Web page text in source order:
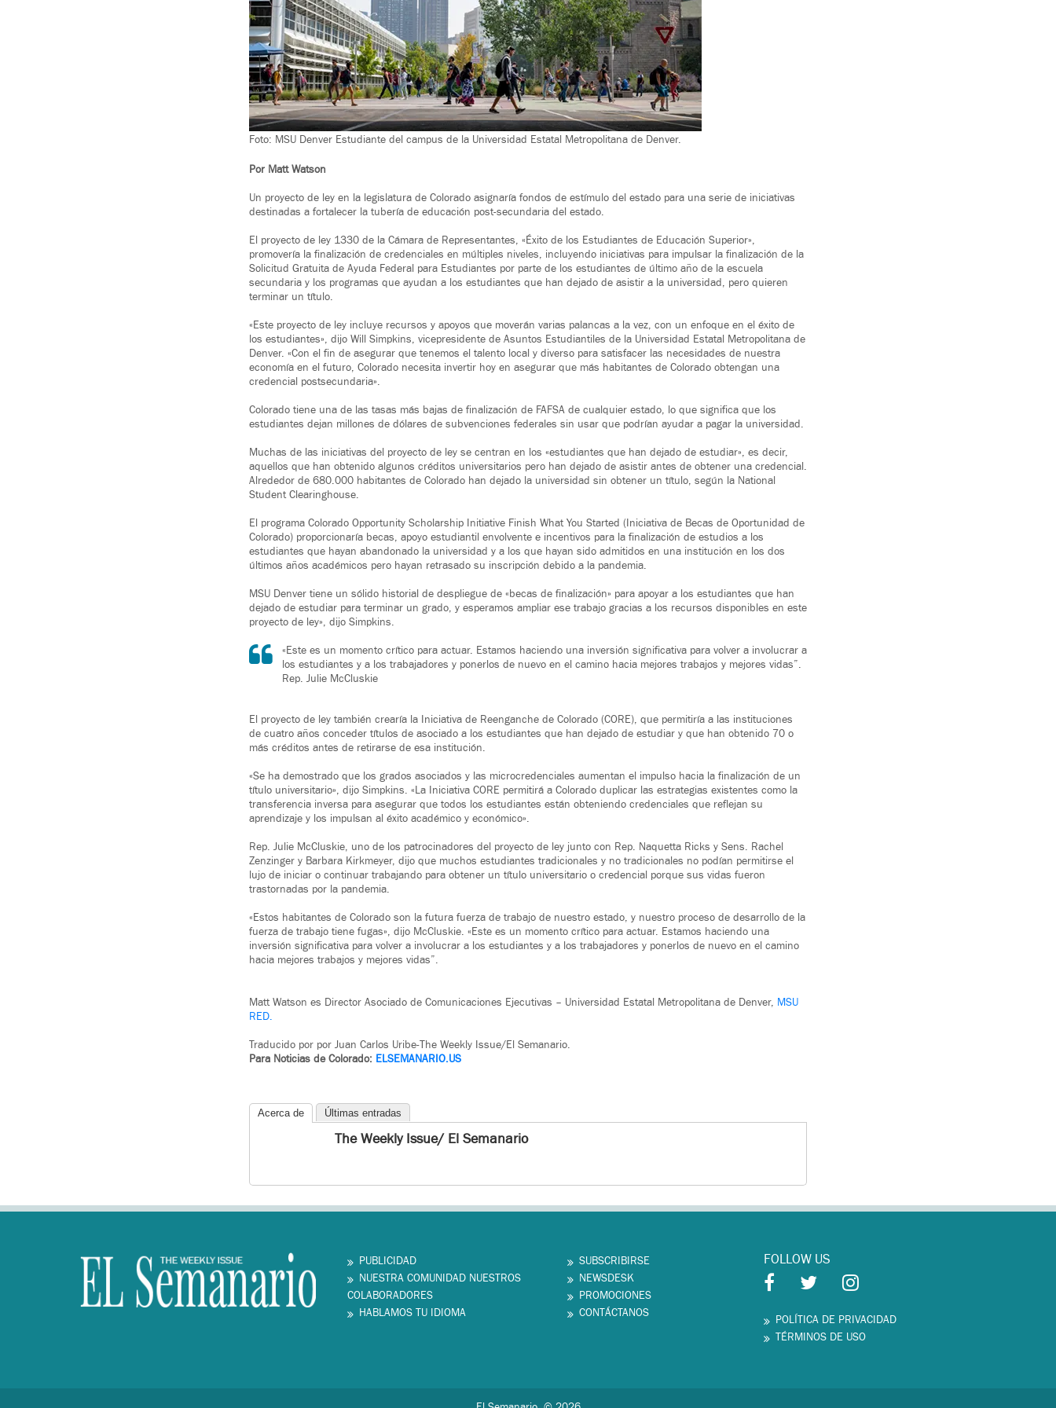
Foto: MSU Denver Estudiante del campus de la Universidad Estatal Metropolitana de Denver.
Por Matt Watson
Un proyecto de ley en la legislatura de Colorado asignaría fondos de estímulo del estado para una serie de iniciativas
destinadas a fortalecer la tubería de educación post-secundaria del estado.
El proyecto de ley 1330 de la Cámara de Representantes, «Éxito de los Estudiantes de Educación Superior»,
promovería la finalización de credenciales en múltiples niveles, incluyendo iniciativas para impulsar la finalización de la
Solicitud Gratuita de Ayuda Federal para Estudiantes por parte de los estudiantes de último año de la escuela
secundaria y los programas que ayudan a los estudiantes que han dejado de asistir a la universidad, pero quieren
terminar un título.
«Este proyecto de ley incluye recursos y apoyos que moverán varias palancas a la vez, con un enfoque en el éxito de
los estudiantes», dijo Will Simpkins, vicepresidente de Asuntos Estudiantiles de la Universidad Estatal Metropolitana de
Denver. «Con el fin de asegurar que tenemos el talento local y diverso para satisfacer las necesidades de nuestra
economía en el futuro, Colorado necesita invertir hoy en asegurar que más habitantes de Colorado obtengan una
credencial postsecundaria».
Colorado tiene una de las tasas más bajas de finalización de FAFSA de cualquier estado, lo que significa que los
estudiantes dejan millones de dólares de subvenciones federales sin usar que podrían ayudar a pagar la universidad.
Muchas de las iniciativas del proyecto de ley se centran en los «estudiantes que han dejado de estudiar», es decir,
aquellos que han obtenido algunos créditos universitarios pero han dejado de asistir antes de obtener una credencial.
Alrededor de 680.000 habitantes de Colorado han dejado la universidad sin obtener un título, según la National
Student Clearinghouse.
El programa Colorado Opportunity Scholarship Initiative Finish What You Started (Iniciativa de Becas de Oportunidad de
Colorado) proporcionaría becas, apoyo estudiantil envolvente e incentivos para la finalización de estudios a los
estudiantes que hayan abandonado la universidad y a los que hayan sido admitidos en una institución en los dos
últimos años académicos pero hayan retrasado su inscripción debido a la pandemia.
MSU Denver tiene un sólido historial de despliegue de «becas de finalización» para apoyar a los estudiantes que han
dejado de estudiar para terminar un grado, y esperamos ampliar ese trabajo gracias a los recursos disponibles en este
proyecto de ley», dijo Simpkins.
«Este es un momento crítico para actuar. Estamos haciendo una inversión significativa para volver a involucrar a
los estudiantes y a los trabajadores y ponerlos de nuevo en el camino hacia mejores trabajos y mejores vidas”.
Rep. Julie McCluskie
El proyecto de ley también crearía la Iniciativa de Reenganche de Colorado (CORE), que permitiría a las instituciones
de cuatro años conceder títulos de asociado a los estudiantes que han dejado de estudiar y que han obtenido 70 o
más créditos antes de retirarse de esa institución.
«Se ha demostrado que los grados asociados y las microcredenciales aumentan el impulso hacia la finalización de un
título universitario», dijo Simpkins. «La Iniciativa CORE permitirá a Colorado duplicar las estrategias existentes como la
transferencia inversa para asegurar que todos los estudiantes están obteniendo credenciales que reflejan su
aprendizaje y los impulsan al éxito académico y económico».
Rep. Julie McCluskie, uno de los patrocinadores del proyecto de ley junto con Rep. Naquetta Ricks y Sens. Rachel
Zenzinger y Barbara Kirkmeyer, dijo que muchos estudiantes tradicionales y no tradicionales no podían permitirse el
lujo de iniciar o continuar trabajando para obtener un título universitario o credencial porque sus vidas fueron
trastornadas por la pandemia.
«Estos habitantes de Colorado son la futura fuerza de trabajo de nuestro estado, y nuestro proceso de desarrollo de la
fuerza de trabajo tiene fugas», dijo McCluskie. «Este es un momento crítico para actuar. Estamos haciendo una
inversión significativa para volver a involucrar a los estudiantes y a los trabajadores y ponerlos de nuevo en el camino
hacia mejores trabajos y mejores vidas”.
Matt Watson es Director Asociado de Comunicaciones Ejecutivas – Universidad Estatal Metropolitana de Denver, MSU
RED.
Traducido por por Juan Carlos Uribe-The Weekly Issue/El Semanario.
Para Noticias de Colorado: ELSEMANARIO.US
Acerca de Últimas entradas
The Weekly Issue/ El Semanario
PUBLICIDAD
NUESTRA COMUNIDAD NUESTROS
COLABORADORES
HABLAMOS TU IDIOMA
SUBSCRIBIRSE
NEWSDESK
PROMOCIONES
CONTÁCTANOS
FOLLOW US
POLÍTICA DE PRIVACIDAD
TÉRMINOS DE USO